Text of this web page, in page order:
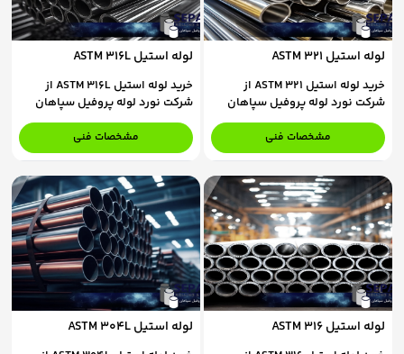
لوله استیل ASTM 321
خرید لوله استیل ASTM 321 از
شرکت نورد لوله پروفیل سپاهان
برای استعلام قیمت و ثبت سفارش،
با کارشناسان فروش ما در تماس
باشید.
مشخصات فنی
لوله استیل ASTM 316L
خرید لوله استیل ASTM 316L از
شرکت نورد لوله پروفیل سپاهان
برای استعلام قیمت و ثبت سفارش،
با کارشناسان فروش ما در تماس
باشید.
مشخصات فنی
لوله استیل ASTM 316 لوله استیل ASTM 304L